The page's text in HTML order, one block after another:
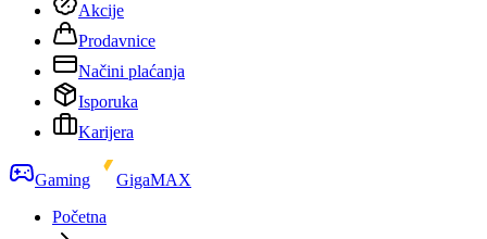
Akcije
Prodavnice
Načini plaćanja
Isporuka
Karijera
Gaming
GigaMAX
Početna